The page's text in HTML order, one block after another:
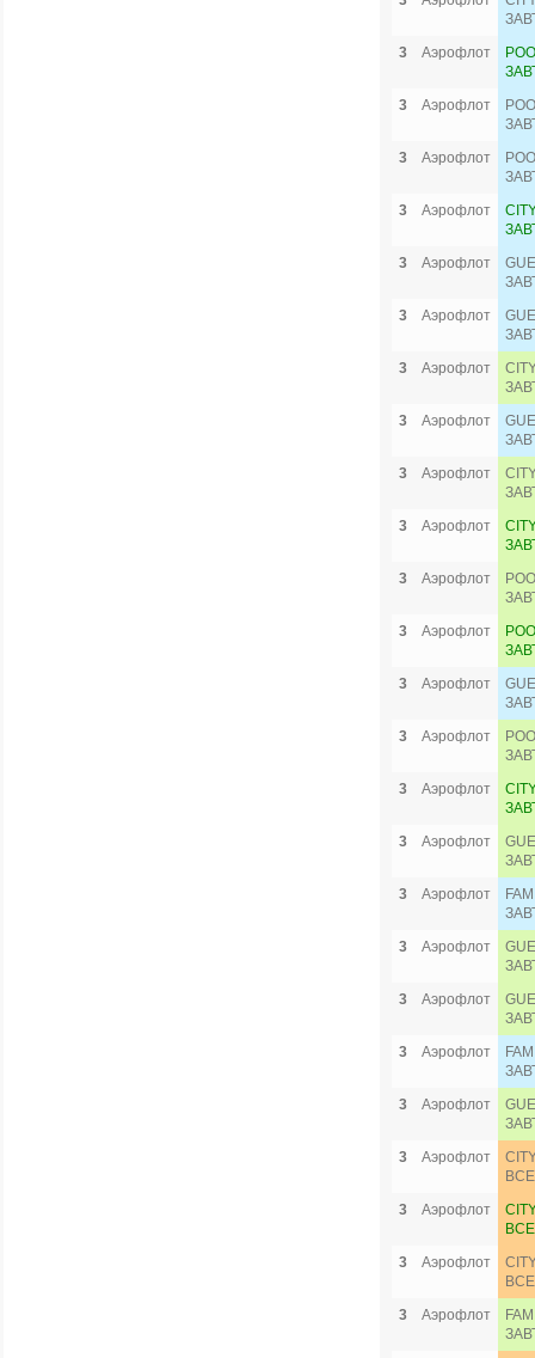
3
Аэрофлот
3
Аэрофлот
3
Аэрофлот
3
Аэрофлот
3
Аэрофлот
3
Аэрофлот
3
Аэрофлот
3
Аэрофлот
3
Аэрофлот
3
Аэрофлот
3
Аэрофлот
3
Аэрофлот
3
Аэрофлот
3
Аэрофлот
3
Аэрофлот
3
Аэрофлот
3
Аэрофлот
3
Аэрофлот
3
Аэрофлот
3
Аэрофлот
3
Аэрофлот
3
Аэрофлот
3
Аэрофлот
3
Аэрофлот
3
Аэрофлот